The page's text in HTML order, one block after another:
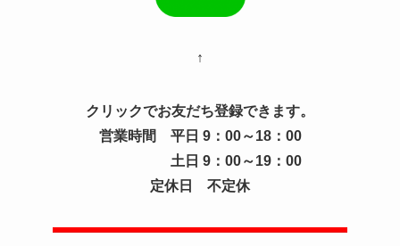
↑
クリックでお友だち登録できます。
営業時間 平日 9：00～18：00
土日 9：00～19：00
定休日 不定休